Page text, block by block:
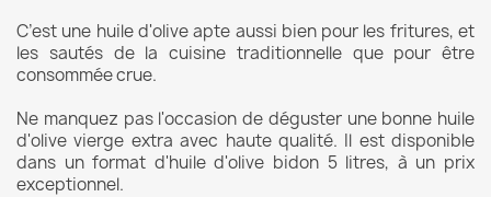
C’est une huile d'olive apte aussi bien pour les fritures, et
les sautés de la cuisine traditionnelle que pour être
consommée crue.
Ne manquez pas l'occasion de déguster une bonne huile
d'olive vierge extra avec haute qualité. Il est disponible
dans un format d'huile d'olive bidon 5 litres, à un prix
exceptionnel.